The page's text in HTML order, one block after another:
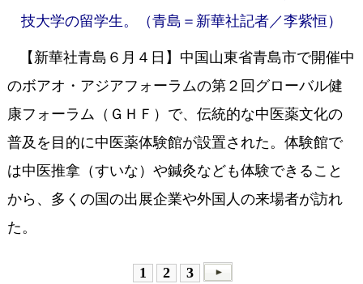
技大学の留学生。（青島＝新華社記者／李紫恒）
【新華社青島６月４日】中国山東省青島市で開催中
のボアオ・アジアフォーラムの第２回グローバル健
康フォーラム（ＧＨＦ）で、伝統的な中医薬文化の
普及を目的に中医薬体験館が設置された。体験館で
は中医推拿（すいな）や鍼灸なども体験できること
から、多くの国の出展企業や外国人の来場者が訪れ
た。
1 2 3